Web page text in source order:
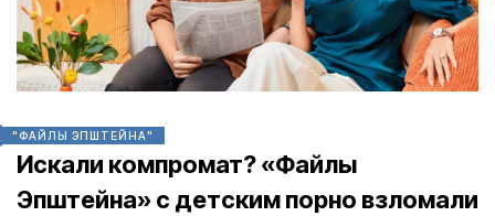
"ФАЙЛЫ ЭПШТЕЙНА"
Искали компромат? «Файлы
Эпштейна» с детским порно взломали